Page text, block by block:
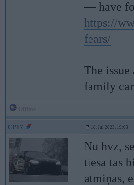
— have
https://
fears/
The issue
family
CP17 18. Jul 2023, 19:03
Nu hvz,
tiesa tas
atmiņas,